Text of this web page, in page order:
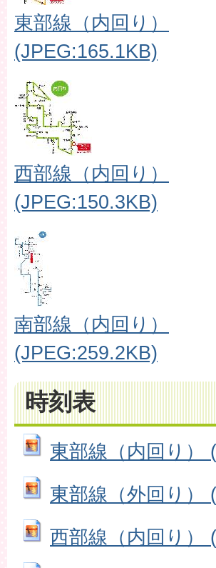
東部線（内回り）
(JPEG:165.1KB)
西部線（内回り）
(JPEG:150.3KB)
南部線（内回り）
(JPEG:259.2KB)
時刻表
東部線（内回り）
東部線（外回り）
西部線（内回り）